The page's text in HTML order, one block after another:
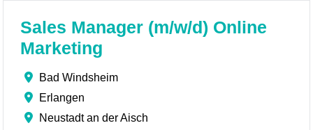
Sales Manager (m/w/d) Online
Marketing
Bad Windsheim
Erlangen
Neustadt an der Aisch